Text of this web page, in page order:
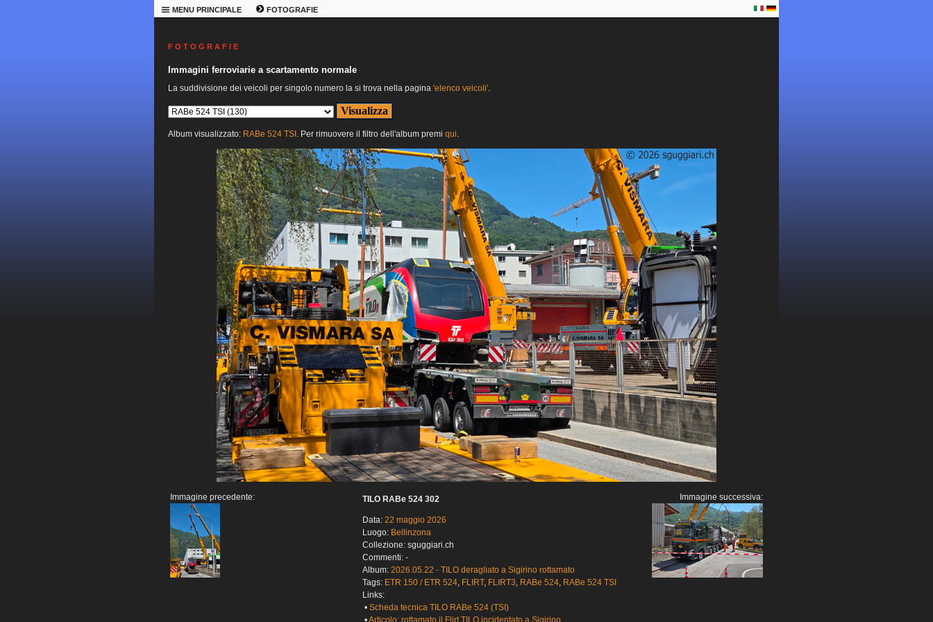
MENU PRINCIPALE FOTOGRAFIE
F O T O G R A F I E
Immagini ferroviarie a scartamento normale
La suddivisione dei veicoli per singolo numero la si trova nella pagina 'elenco veicoli'.
Album visualizzato: RABe 524 TSI . Per rimuovere il filtro dell'album premi qui.
Immagine precedente: TILO RABe 524 302
Data: 22 maggio 2026
Luogo: Bellinzona
Collezione: sguggiari.ch
Commenti: -
Album: 2026.05.22 - TILO deragliato a Sigirino rottamato
Tags: ETR 150 / ETR 524, FLIRT, FLIRT3, RABe 524, RABe 524 TSI
Links:
• Scheda tecnica TILO RABe 524 (TSI)
Immagine successiva: